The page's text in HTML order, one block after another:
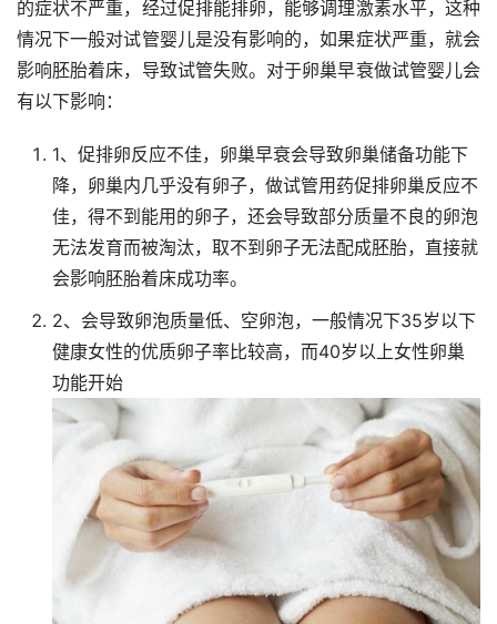
的症状不严重，经过促排能排卵，能够调理激素水平，这种
情况下一般对试管婴儿是没有影响的，如果症状严重，就会
影响胚胎着床，导致试管失败。对于卵巢早衰做试管婴儿会
有以下影响：
1、促排卵反应不佳，卵巢早衰会导致卵巢储备功能下
降，卵巢内几乎没有卵子，做试管用药促排卵巢反应不
佳，得不到能用的卵子，还会导致部分质量不良的卵泡
无法发育而被淘汰，取不到卵子无法配成胚胎，直接就
会影响胚胎着床成功率。
2、会导致卵泡质量低、空卵泡，一般情况下35岁以下
健康女性的优质卵子率比较高，而40岁以上女性卵巢
功能开始